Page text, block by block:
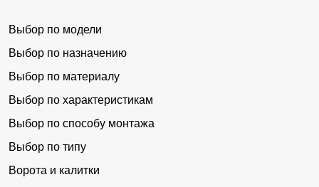
Выбор по модели
Выбор по назначению
Выбор по материалу
Выбор по характеристикам
Выбор по способу монтажа
Выбор по типу
Ворота и калитки